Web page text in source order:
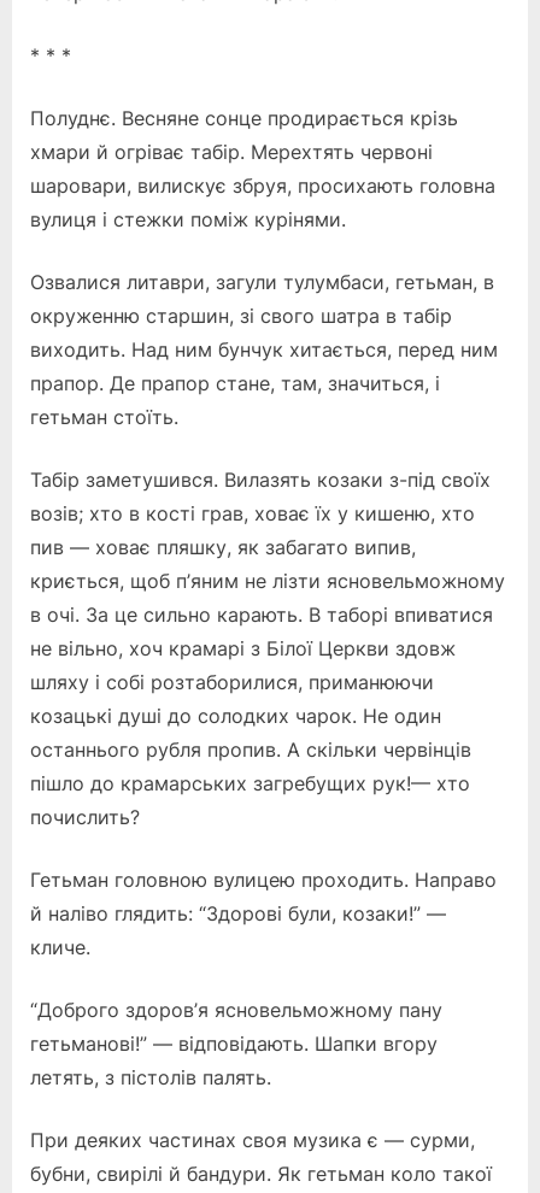
* * *
Полуднє. Весняне сонце продирається крізь
хмари й огріває табір. Мерехтять червоні
шаровари, вилискує збруя, просихають головна
вулиця і стежки поміж курінями.
Озвалися литаври, загули тулумбаси, гетьман, в
окруженню старшин, зі свого шатра в табір
виходить. Над ним бунчук хитається, перед ним
прапор. Де прапор стане, там, значиться, і
гетьман стоїть.
Табір заметушився. Вилазять козаки з-під своїх
возів; хто в кості грав, ховає їх у кишеню, хто
пив — ховає пляшку, як забагато випив,
криється, щоб п’яним не лізти ясновельможному
в очі. За це сильно карають. В таборі впиватися
не вільно, хоч крамарі з Білої Церкви здовж
шляху і собі розтаборилися, приманюючи
козацькі душі до солодких чарок. Не один
останнього рубля пропив. А скільки червінців
пішло до крамарських загребущих рук!— хто
почислить?
Гетьман головною вулицею проходить. Направо
й наліво глядить: “Здорові були, козаки!” —
кличе.
“Доброго здоров’я ясновельможному пану
гетьманові!” — відповідають. Шапки вгору
летять, з пістолів палять.
При деяких частинах своя музика є — сурми,
бубни, свирілі й бандури. Як гетьман коло такої